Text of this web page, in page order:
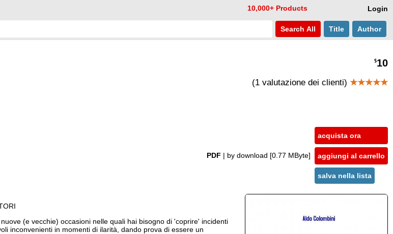
Login
10,000+ Products
Search All Title Author
$10
(1 valutazione dei clienti) ★★★★★
PDF | by download [0.77 MByte]
acquista ora
aggiungi al carrello
salva nella lista
(e vecchie) occasioni nelle quali hai bisogno di 'coprire' incidenti
inconvenienti in momenti di ilarità, dando prova di essere un